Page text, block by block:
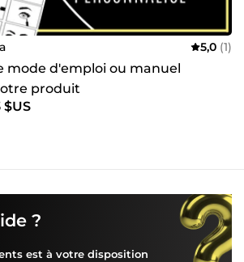
5,0 (1)
mode d'emploi ou manuel
produit
?
est à votre disposition